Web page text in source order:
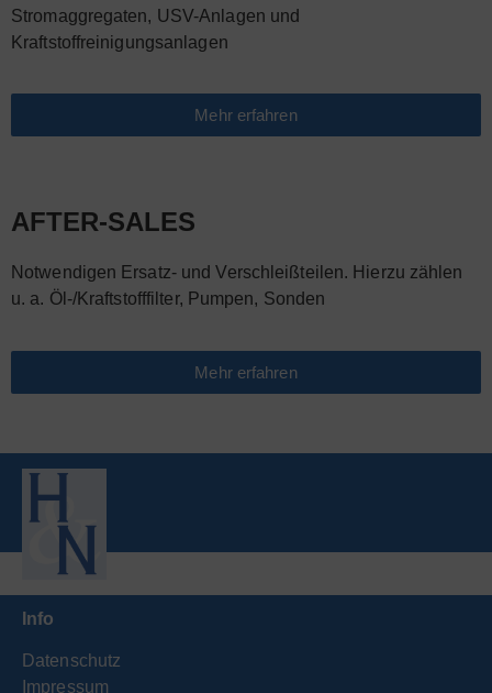
Stromaggregaten, USV-Anlagen und
Kraftstoffreinigungsanlagen
Mehr erfahren
AFTER-SALES
Notwendigen Ersatz- und Verschleißteilen. Hierzu zählen
u. a. Öl-/Kraftstofffilter, Pumpen, Sonden
Mehr erfahren
Info
Datenschutz
Impressum